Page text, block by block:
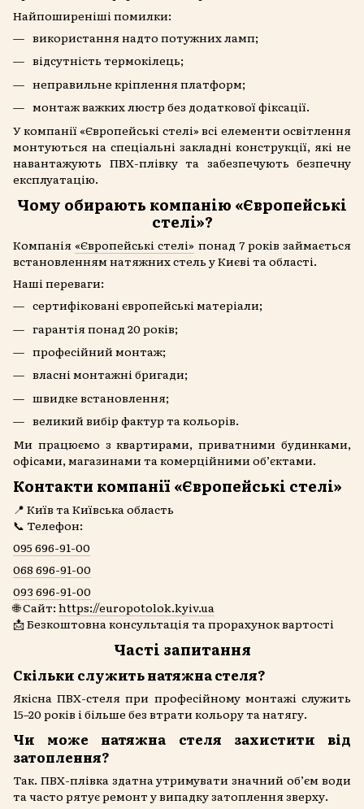
Найпоширеніші помилки:
використання надто потужних ламп;
відсутність термокілець;
неправильне кріплення платформ;
монтаж важких люстр без додаткової фіксації.
У компанії «Європейські стелі» всі елементи освітлення
монтуються на спеціальні закладні конструкції, які не
навантажують ПВХ-плівку та забезпечують безпечну
експлуатацію.
Чому обирають компанію «Європейські
стелі»?
Компанія«Європейські стелі» понад 7 років займається
встановленням натяжних стель у Києві та області.
Наші переваги:
сертифіковані європейські матеріали;
гарантія понад 20 років;
професійний монтаж;
власні монтажні бригади;
швидке встановлення;
великий вибір фактур та кольорів.
Ми працюємо з квартирами, приватними будинками,
офісами, магазинами та комерційними об’єктами.
Контакти компанії «Європейські стелі»
📍 Київ та Київська область
📞 Телефон:
095 696-91-00
068 696-91-00
093 696-91-00
🌐 Сайт: https://europotolok.kyiv.ua
📩 Безкоштовна консультація та прорахунок вартості
Часті запитання
Скільки служить натяжна стеля?
Якісна ПВХ-стеля при професійному монтажі служить
15–20 років і більше без втрати кольору та натягу.
Чи може натяжна стеля захистити від
затоплення?
Так. ПВХ-плівка здатна утримувати значний об’єм води
та часто рятує ремонт у випадку затоплення зверху.